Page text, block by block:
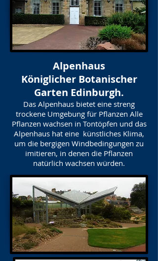
Alpenhaus
Königlicher Botanischer
Garten Edinburgh.
Das Alpenhaus bietet eine streng
trockene Umgebung für Pflanzen Alle
Pflanzen wachsen in Tontöpfen und das
Alpenhaus hat eine künstliches Klima,
um die bergigen Windbedingungen zu
imitieren, in denen die Pflanzen
natürlich wachsen würden.